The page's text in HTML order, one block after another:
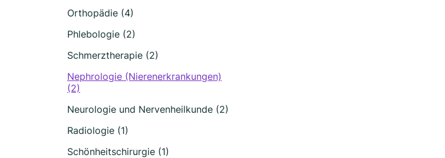
Orthopädie (4)
Phlebologie (2)
Schmerztherapie (2)
Nephrologie (Nierenerkrankungen)
(2)
Neurologie und Nervenheilkunde (2)
Radiologie (1)
Schönheitschirurgie (1)